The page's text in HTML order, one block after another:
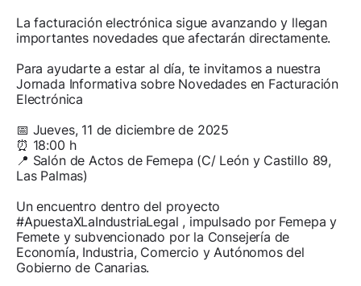
La facturación electrónica sigue avanzando y llegan
importantes novedades que afectarán directamente.
Para ayudarte a estar al día, te invitamos a nuestra
Jornada Informativa sobre Novedades en Facturación
Electrónica
📅 Jueves, 11 de diciembre de 2025
⏰ 18:00 h
📍 Salón de Actos de Femepa (C/ León y Castillo 89,
Las Palmas)
Un encuentro dentro del proyecto
#ApuestaXLaIndustriaLegal , impulsado por Femepa y
Femete y subvencionado por la Consejería de
Economía, Industria, Comercio y Autónomos del
Gobierno de Canarias.